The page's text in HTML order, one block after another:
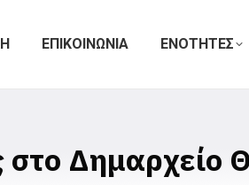
ΕΠΙΚΟΙΝΩΝΙΑ ΕΝΟΤΗΤΕΣ
Δημαρχείο